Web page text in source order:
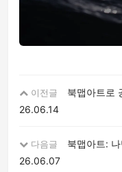
이전글
북맵아트로
26.06.14
다음글
북맵아트:
26.06.07